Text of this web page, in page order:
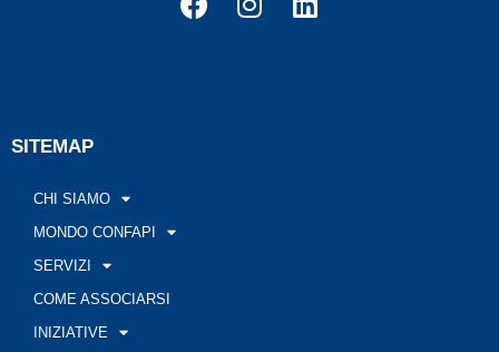
SITEMAP
CHI SIAMO
MONDO CONFAPI
SERVIZI
COME ASSOCIARSI
INIZIATIVE